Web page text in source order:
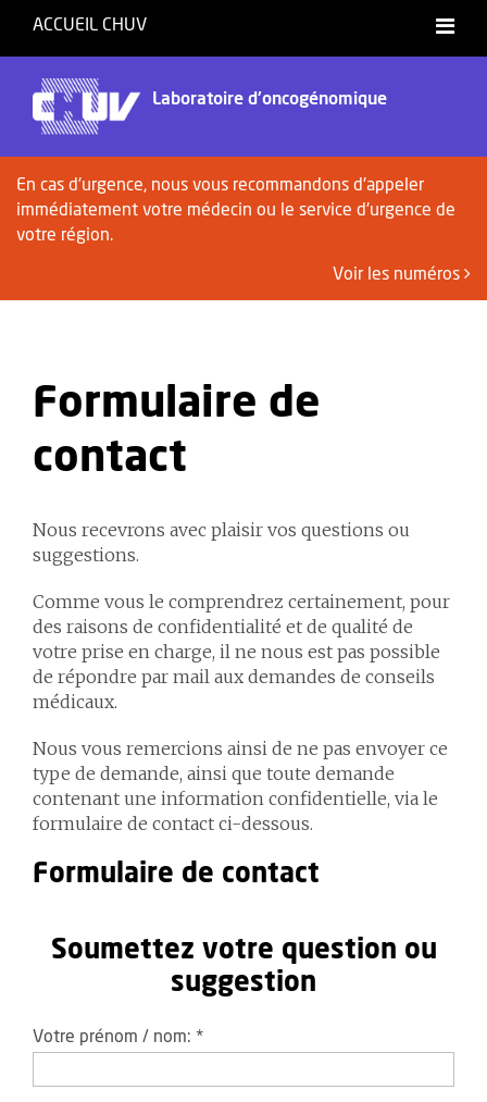
ACCUEIL CHUV
Laboratoire d'oncogénomique
En cas d'urgence, nous vous recommandons d'appeler
immédiatement votre médecin ou le service d'urgence de
votre région.
Voir les numéros
Formulaire de
contact
Nous recevrons avec plaisir vos questions ou
suggestions.
Comme vous le comprendrez certainement, pour
des raisons de confidentialité et de qualité de
votre prise en charge, il ne nous est pas possible
de répondre par mail aux demandes de conseils
médicaux.
Nous vous remercions ainsi de ne pas envoyer ce
type de demande, ainsi que toute demande
contenant une information confidentielle, via le
formulaire de contact ci-dessous.
Formulaire de contact
Soumettez votre question ou
suggestion
Votre prénom / nom: *